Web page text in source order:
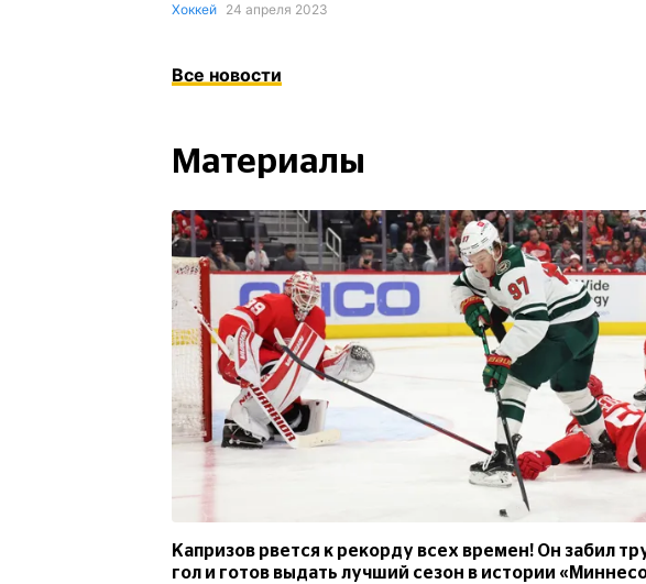
Хоккей 24 апреля 2023
Все новости
Материалы
Капризов рвется к рекорду всех времен! Он забил
гол и готов выдать лучший сезон в истории